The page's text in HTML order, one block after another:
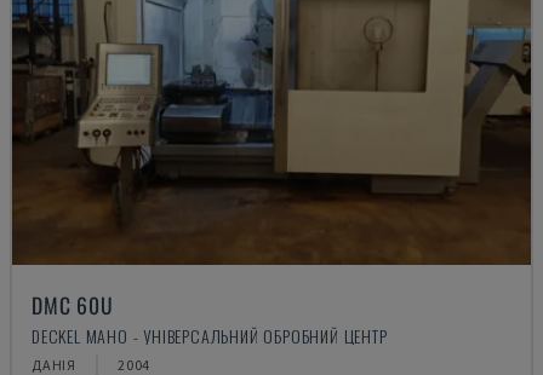
DMC 60U
DECKEL MAHO - УНІВЕРСАЛЬНИЙ ОБРОБНИЙ ЦЕНТР
ДАНІЯ 2004